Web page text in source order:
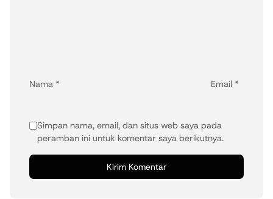
Nama * Email *
Simpan nama, email, dan situs web saya pada
peramban ini untuk komentar saya berikutnya.